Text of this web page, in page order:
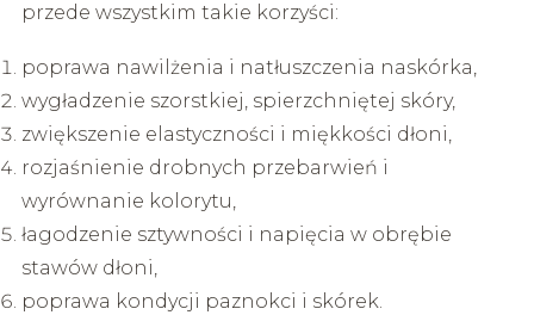
przede wszystkim takie korzyści:
poprawa nawilżenia i natłuszczenia naskórka,
wygładzenie szorstkiej, spierzchniętej skóry,
zwiększenie elastyczności i miękkości dłoni,
rozjaśnienie drobnych przebarwień i
wyrównanie kolorytu,
łagodzenie sztywności i napięcia w obrębie
stawów dłoni,
poprawa kondycji paznokci i skórek.